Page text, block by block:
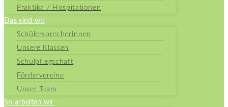
Praktika / Hospitationen
Das sind wir
SchülersprecherInnen
Unsere Klassen
Schulpflegschaft
Fördervereine
Unser Team
So arbeiten wir